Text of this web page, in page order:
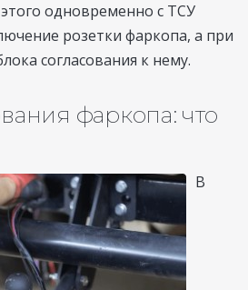
одновременно с ТСУ
розетки фаркопа, а при
согласования к нему.
фаркопа: что
В